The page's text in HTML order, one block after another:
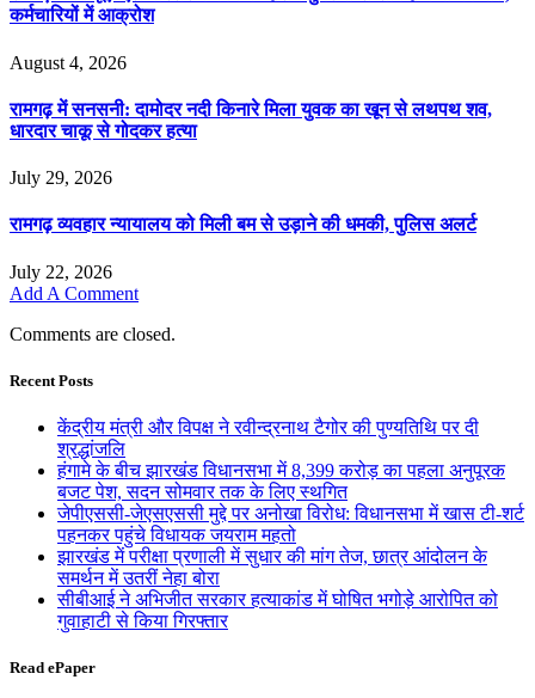
कर्मचारियों में आक्रोश
August 4, 2026
रामगढ़ में सनसनी: दामोदर नदी किनारे मिला युवक का खून से लथपथ शव,
धारदार चाकू से गोदकर हत्या
July 29, 2026
रामगढ़ व्यवहार न्यायालय को मिली बम से उड़ाने की धमकी, पुलिस अलर्ट
July 22, 2026
Add A Comment
Comments are closed.
Recent Posts
केंद्रीय मंत्री और विपक्ष ने रवीन्द्रनाथ टैगोर की पुण्यतिथि पर दी
श्रद्धांजलि
हंगामे के बीच झारखंड विधानसभा में 8,399 करोड़ का पहला अनुपूरक
बजट पेश, सदन सोमवार तक के लिए स्थगित
जेपीएससी-जेएसएससी मुद्दे पर अनोखा विरोध: विधानसभा में खास टी-शर्ट
पहनकर पहुंचे विधायक जयराम महतो
झारखंड में परीक्षा प्रणाली में सुधार की मांग तेज, छात्र आंदोलन के
समर्थन में उतरीं नेहा बोरा
सीबीआई ने अभिजीत सरकार हत्याकांड में घोषित भगोड़े आरोपित को
गुवाहाटी से किया गिरफ्तार
Read ePaper